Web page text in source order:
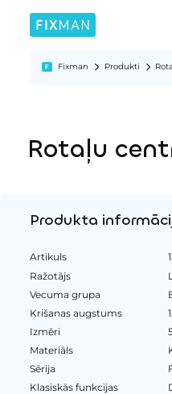
Fixman Produkti
Rotaļu
Produkta
Artikuls
Ražotājs
Vecuma grupa
Krišanas augstums
Izmēri
Materiāls
Sērija
Klasiskās funkcijas